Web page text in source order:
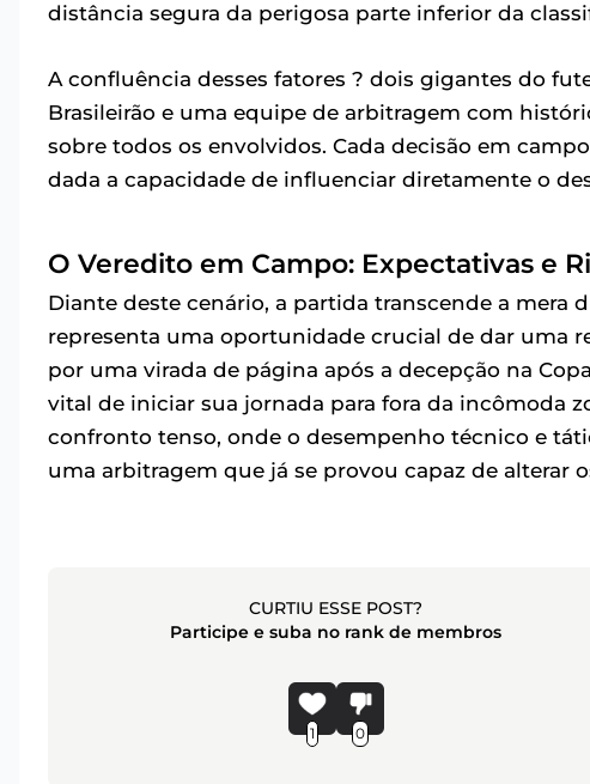
distância segura da perigosa parte inferior da
A confluência desses fatores ? dois gigantes do
Brasileirão e uma equipe de arbitragem com
sobre todos os envolvidos. Cada decisão em
dada a capacidade de influenciar diretamente o
O Veredito em Campo: Expectativas e
Diante deste cenário, a partida transcende a mera
representa uma oportunidade crucial de dar uma
por uma virada de página após a decepção na
vital de iniciar sua jornada para fora da incômoda
confronto tenso, onde o desempenho técnico e
uma arbitragem que já se provou capaz de alterar
CURTIU ESSE POST?
Participe e suba no rank de membros
1 0